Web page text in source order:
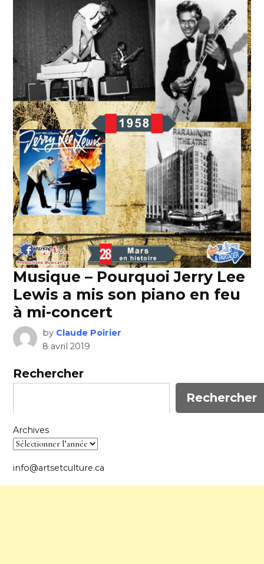
Musique – Pourquoi Jerry Lee
Lewis a mis son piano en feu
à mi-concert
by Claude Poirier
8 avril 2019
Rechercher
Rechercher
Archives
info@artsetculture.ca